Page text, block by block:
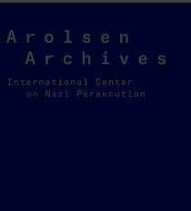
Arolsen
Archives